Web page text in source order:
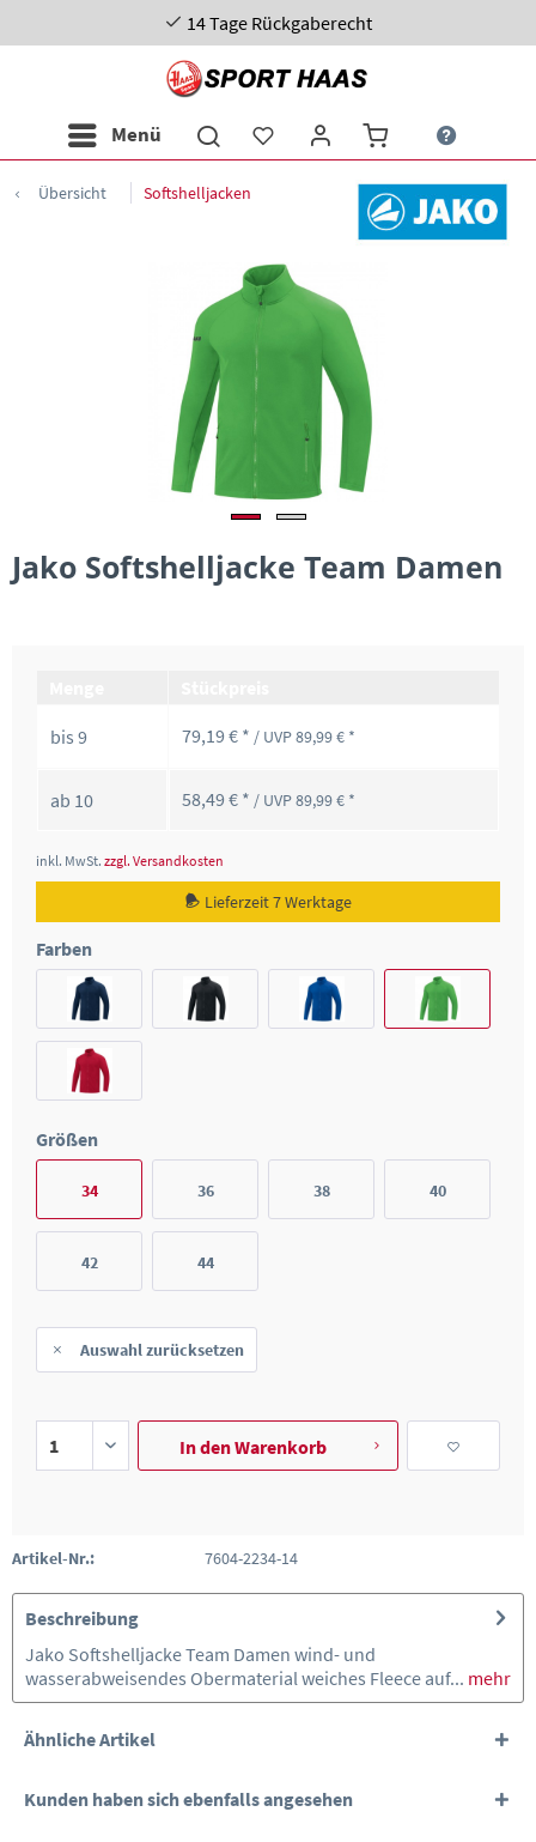
14 Tage Rückgaberecht
Menü
Übersicht Softshelljacken
Jako Softshelljacke Team Damen
bis 9 79,19 € * / UVP 89,99 € *
ab 10 58,49 € * / UVP 89,99 € *
inkl. MwSt. zzgl. Versandkosten
Lieferzeit 7 Werktage
Farben
Größen
34 36 38 40
42 44
Auswahl zurücksetzen
In denWarenkorb
Artikel-Nr.: 7604-2234-14
Beschreibung
Jako Softshelljacke Team Damen wind- und
wasserabweisendes Obermaterial weiches Fleece auf... mehr
Ähnliche Artikel
Kunden haben sich ebenfalls angesehen